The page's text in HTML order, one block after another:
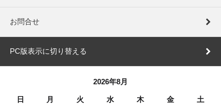
お問合せ
PC版表示に切り替える
2026年8月
日 月 火 水 木 金
土